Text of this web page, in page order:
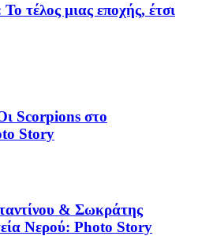
τέλος μιας εποχής, έτσι
Scorpions στο
Story
& Σωκράτης
Νερού: Photo Story